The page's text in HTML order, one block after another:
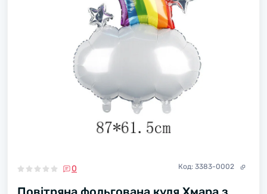
0 Код: 3383-0002